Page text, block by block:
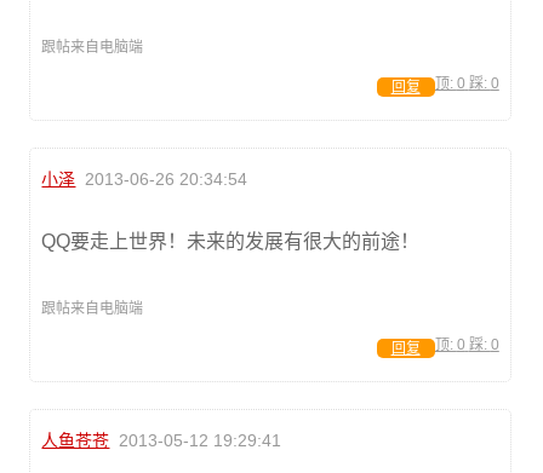
跟帖来自电脑端
顶: 0 踩: 0
回复
小泽 2013-06-26 20:34:54
QQ要走上世界！未来的发展有很大的前途！
跟帖来自电脑端
顶: 0 踩: 0
回复
人鱼苍苍 2013-05-12 19:29:41